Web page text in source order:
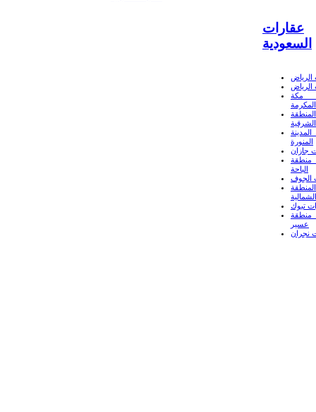
عقارات
السعودية
الرياض
الرياض
مكة
المكرمة
الشرقية
المنورة
جازان
منطقة
الباحة
الجوف
الشمالية
تبوك
منطقة
عسير
نجران